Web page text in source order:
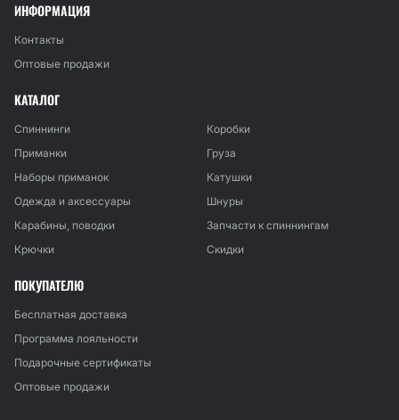
ИНФОРМАЦИЯ
Контакты
Оптовые продажи
КАТАЛОГ
Спиннинги
Коробки
Приманки
Груза
Наборы приманок
Катушки
Одежда и аксессуары
Шнуры
Карабины, поводки
Запчасти к спиннингам
Крючки
Скидки
ПОКУПАТЕЛЮ
Бесплатная доставка
Программа лояльности
Подарочные сертификаты
Оптовые продажи